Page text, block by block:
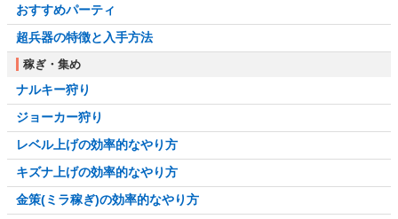
おすすめパーティ
超兵器の特徴と入手方法
稼ぎ・集め
ナルキー狩り
ジョーカー狩り
レベル上げの効率的なやり方
キズナ上げの効率的なやり方
金策(ミラ稼ぎ)の効率的なやり方